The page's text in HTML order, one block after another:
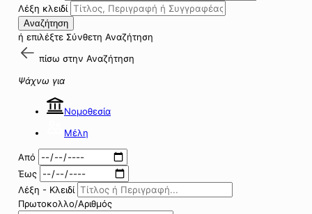
Λέξη κλειδί
Αναζήτηση
ή επιλέξτε Σύνθετη Αναζήτηση
πίσω στην Αναζήτηση
Ψάχνω για
Νομοθεσία
Μέλη
Από
Έως
Λέξη - Κλειδί
Πρωτοκολλο/Αριθμός